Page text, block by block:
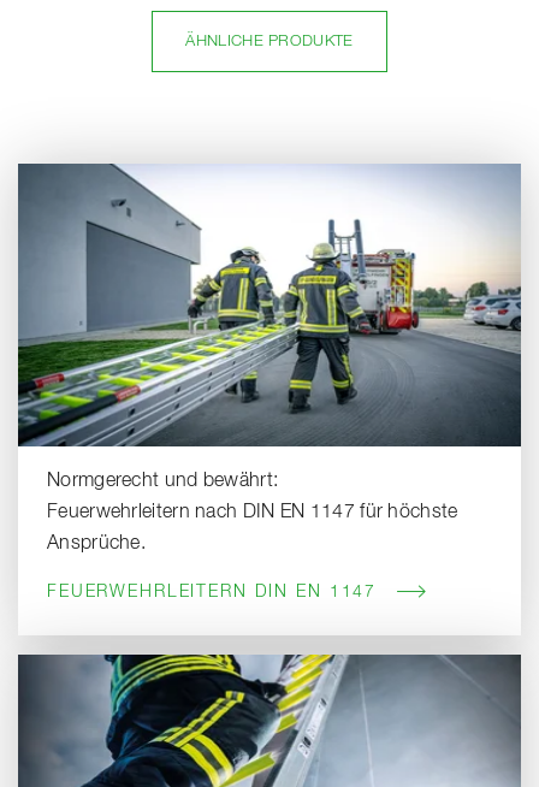
ÄHNLICHE PRODUKTE
Normgerecht und bewährt:
Feuerwehrleitern nach DIN EN 1147 für höchste
Ansprüche.
FEUERWEHRLEITERN DIN EN 1147